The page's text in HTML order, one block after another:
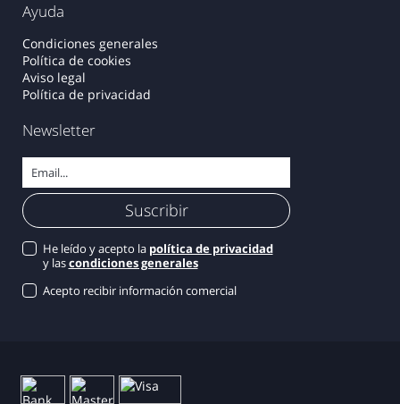
Ayuda
Condiciones generales
Política de cookies
Aviso legal
Política de privacidad
Newsletter
He leído y acepto la política de privacidad
y lascondiciones generales
Acepto recibir información comercial